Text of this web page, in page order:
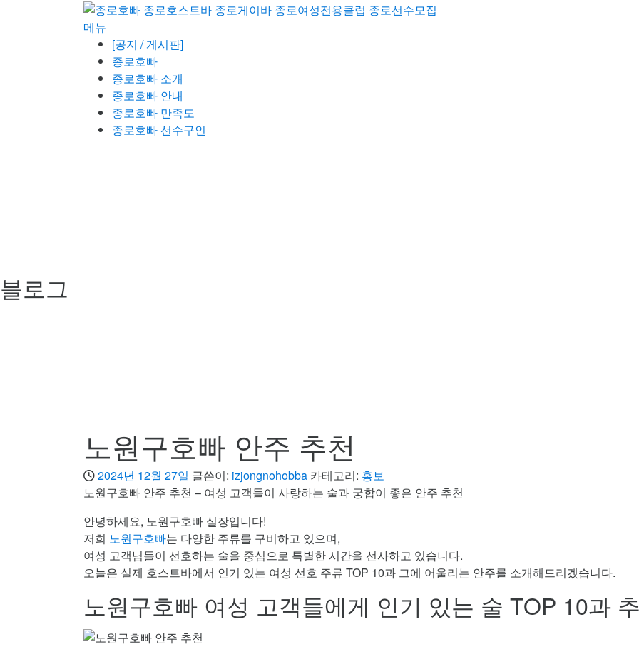
메뉴
[공지 / 게시판]
종로호빠
종로호빠 소개
종로호빠 안내
종로호빠 만족도
종로호빠 선수구인
블로그
노원구호빠 안주 추천
2024년 12월 27일 글쓴이: izjongnohobba 카테고리: 홍보
노원구호빠 안주 추천 – 여성 고객들이 사랑하는 술과 궁합이 좋은 안주 추천
안녕하세요, 노원구호빠 실장입니다!
저희 노원구호빠는 다양한 주류를 구비하고 있으며,
여성 고객님들이 선호하는 술을 중심으로 특별한 시간을 선사하고 있습니다.
오늘은 실제 호스트바에서 인기 있는 여성 선호 주류 TOP 10과 그에 어울리는 안주를 소개해드리겠습니다.
노원구호빠 여성 고객들에게 인기 있는 술 TOP 10과